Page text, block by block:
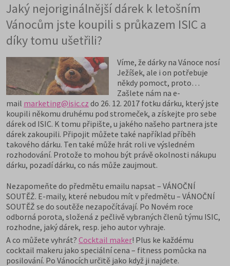
Jaký nejoriginálnější dárek k letošním
Vánocům jste koupili s průkazem ISIC a
díky tomu ušetřili?
Víme, že dárky na Vánoce nosí
Ježíšek, ale i on potřebuje
někdy pomoct, proto…
Zašlete nám na e-
mail marketing@isic.cz do 26. 12. 2017 fotku dárku, který jste
koupili někomu druhému pod stromeček, a získejte pro sebe
dárek od ISIC. K tomu připište, u jakého našeho partnera jste
dárek zakoupili. Připojit můžete také například příběh
takového dárku. Ten také může hrát roli ve výsledném
rozhodování. Protože to mohou být právě okolnosti nákupu
dárku, pozadí dárku, co nás může zaujmout.
Nezapomeňte do předmětu emailu napsat – VÁNOČNÍ
SOUTĚŽ. E-maily, které nebudou mít v předmětu – VÁNOČNÍ
SOUTĚŽ se do soutěže nezapočítávají. Po Novém roce
odborná porota, složená z pečlivě vybraných členů týmu ISIC,
rozhodne, jaký dárek, resp. jeho autor vyhraje.
A co můžete vyhrát? Cocktail maker! Plus ke každému
cocktail makeru jako speciální cena – fitness pomůcka na
posilování. Po Vánocích určitě jako když ji najdete.